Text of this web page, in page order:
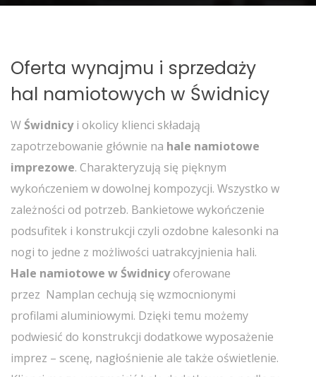
Oferta wynajmu i sprzedaży
hal namiotowych w Świdnicy
WŚwidnicyi okolicy klienci składają
zapotrzebowanie głównie na hale namiotowe
imprezowe. Charakteryzują się pięknym
wykończeniem w dowolnej kompozycji. Wszystko w
zależności od potrzeb. Bankietowe wykończenie
podsufitek i konstrukcji czyli ozdobne kalesonki na
nogi to jedne z możliwości uatrakcyjnienia hali.
Hale namiotowe w Świdnicyoferowane
przez Namplan cechują się wzmocnionymi
profilami aluminiowymi. Dzięki temu możemy
podwiesić do konstrukcji dodatkowe wyposażenie
imprez – scenę, nagłośnienie ale także oświetlenie.